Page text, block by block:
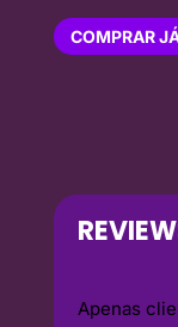
COMPRAR
Apenas